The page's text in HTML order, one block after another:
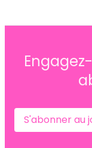
S'abonner au